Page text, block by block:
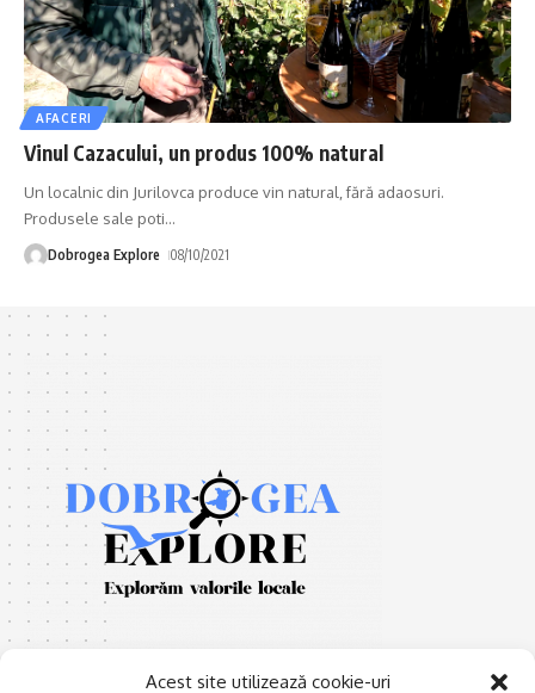
Acest site utilizează cookie-uri
AFACERI
Vinul Cazacului, un produs 100% natural
Un localnic din Jurilovca produce vin natural, fără adaosuri.
Produsele sale poti…
Dobrogea Explore 08/10/2021